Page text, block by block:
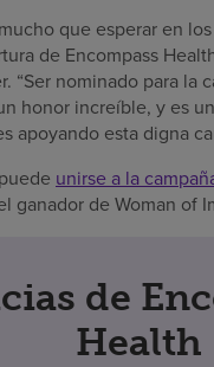
que esperar en
de Encompass
“Ser nominado para la
honor increíble, y es
apoyando esta digna
unirse a la
ganador de Woman of
de
Health